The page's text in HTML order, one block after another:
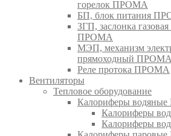
горелок ПРОМА
БП, блок питания
ЗГП, заслонка
ПРОМА
МЭП, механизм
прямоходный ПРОМА
Реле протока ПРОМА
Вентиляторы
Тепловое оборудование
Калориферы
Калориферы
Калориферы